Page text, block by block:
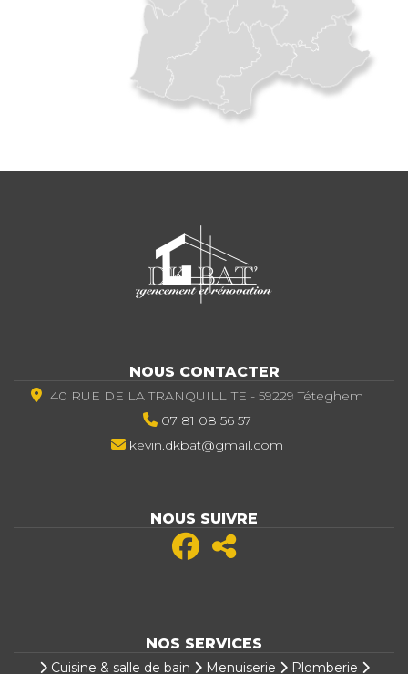
NOUS CONTACTER
40 RUE DE LA TRANQUILLITE - 59229 Téteghem
07 81 08 56 57
kevin.dkbat@gmail.com
NOUS SUIVRE
NOS SERVICES
Cuisine & salle de bain Menuiserie Plomberie